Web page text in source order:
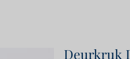
Deurkruk